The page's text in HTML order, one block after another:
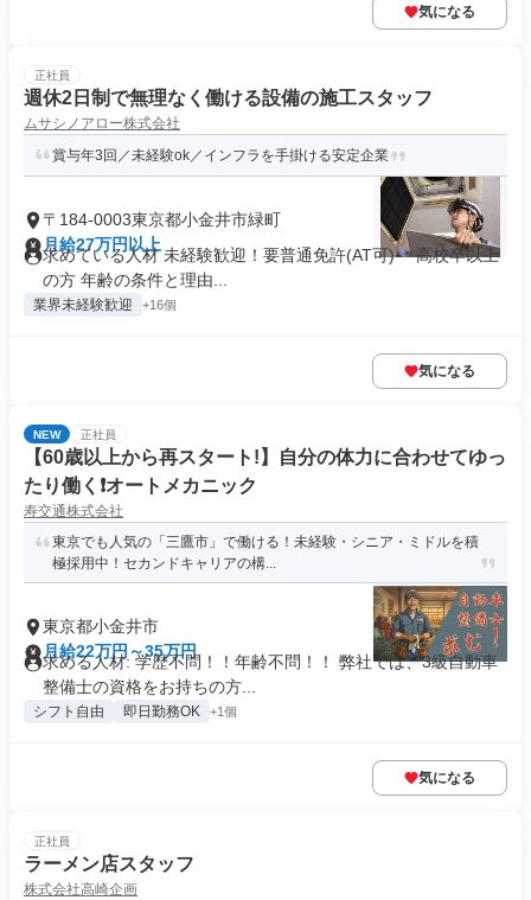
気になる
正社員
週休2日制で無理なく働ける設備の施工スタッフ
ムサシノアロー株式会社
賞与年3回／未経験ok／インフラを手掛ける安定企業
〒184-0003東京都小金井市緑町
月給27万円以上
求めている人材 未経験歓迎！要普通免許(AT可) ＊高校卒以上
の方 年齢の条件と理由...
業界未経験歓迎 +16個
気になる
NEW 正社員
【60歳以上から再スタート!】自分の体力に合わせてゆっ
たり働く❗️オートメカニック
寿交通株式会社
東京でも人気の「三鷹市」で働ける！未経験・シニア・ミドルを積
極採用中！セカンドキャリアの構...
東京都小金井市
月給22万円～35万円
求める人材: 学歴不問！！年齢不問！！ 弊社では、3級自動車
整備士の資格をお持ちの方...
シフト自由 即日勤務OK +1個
気になる
正社員
ラーメン店スタッフ
株式会社高崎企画